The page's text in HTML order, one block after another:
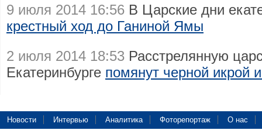
9 июля 2014 16:56 В Царские дни
крестный ход до Ганиной Ямы
2 июля 2014 18:53 Расстрелянную
Екатеринбурге помянут черной
Новости Интервью Аналитика Фоторепортаж О нас